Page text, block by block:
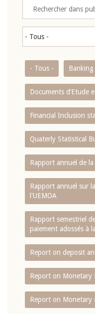
- Tous -
Documents d’Etude
Financial Inclusion
Quaterly Statistical
Rapport annuel de
Rapport annuel sur
l'UEMOA
Rapport semestriel
paiement adossés à
Report on deposit
Report on Monetary
Report on Monetary